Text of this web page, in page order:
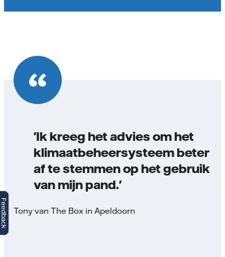
'Ik kreeg het advies om het
klimaatbeheersysteem beter
af te stemmen op het gebruik
van mijn pand.'
Tony van The Box in Apeldoorn
Feedback